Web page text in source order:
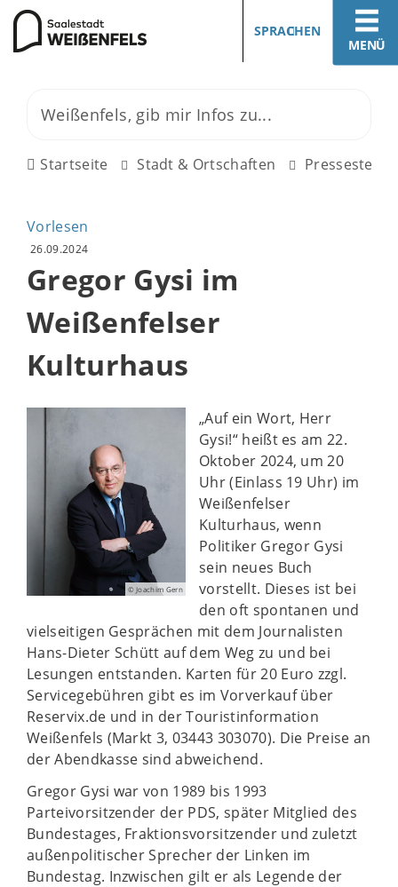
MENÜ
SPRACHEN
Startseite Stadt & Ortschaften Pressestelle
Vorlesen
26.09.2024
Gregor Gysi im
Weißenfelser
Kulturhaus
© Joachim Gern
„Auf ein Wort, Herr
Gysi!“ heißt es am 22.
Oktober 2024, um 20
Uhr (Einlass 19 Uhr) im
Weißenfelser
Kulturhaus, wenn
Politiker Gregor Gysi
sein neues Buch
vorstellt. Dieses ist bei
den oft spontanen und
vielseitigen Gesprächen mit dem Journalisten
Hans-Dieter Schütt auf dem Weg zu und bei
Lesungen entstanden. Karten für 20 Euro zzgl.
Servicegebühren gibt es im Vorverkauf über
Reservix.de und in der Touristinformation
Weißenfels (Markt 3, 03443 303070). Die Preise an
der Abendkasse sind abweichend.
Gregor Gysi war von 1989 bis 1993
Parteivorsitzender der PDS, später Mitglied des
Bundestages, Fraktionsvorsitzender und zuletzt
außenpolitischer Sprecher der Linken im
Bundestag. Inzwischen gilt er als Legende der